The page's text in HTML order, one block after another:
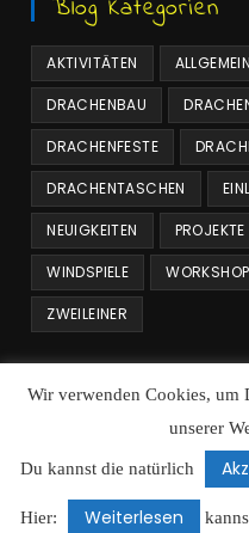
Blog Kategorien
AKTIVITÄTEN ALLGEMEIN
DRACHENBAU
DRACHENFESTE
DRACHENTASCHEN
NEUIGKEITEN PROJEKTE
WINDSPIELE
ZWEILEINER
Beitrags Archiv
Archiv
Datenschutz
Wir verwenden Cookies, um
unserer
Du kannst die natürlich
Hier: Weiterlesen